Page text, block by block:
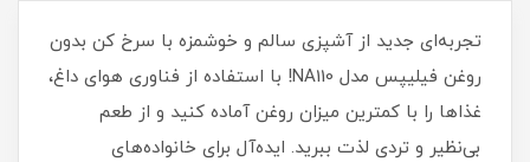
تجربه‌ای جدید از آشپزی سالم و خوشمزه با سرخ کن بدون
روغن فیلیپس مدل NA110! با استفاده از فناوری هوای داغ،
غذاها را با کمترین میزان روغن آماده کنید و از طعم
بی‌نظیر و تردی لذت ببرید. ایده‌آل برای خانواده‌های